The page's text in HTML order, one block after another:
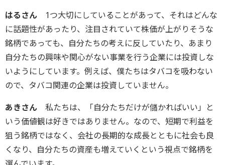
はるさん 1つ大切にしていることがあって、それはどんな
に話題性があったり、注目されていて株価が上がりそうな
銘柄であっても、自分たちの考えに反していたり、あまり
自分たちの興味や関心がない事業を行う企業には投資しな
いようにしています。例えば、僕たちはタバコを吸わない
ので、タバコ関連の企業は投資していません。
あきさん 私たちは、「自分たちだけが儲かればいい」と
いう価値観は好きではありません。なので、短期で利益を
狙う銘柄ではなく、会社の長期的な成長とともに社会も良
くなり、自分たちの資産も増えていくという視点で銘柄を